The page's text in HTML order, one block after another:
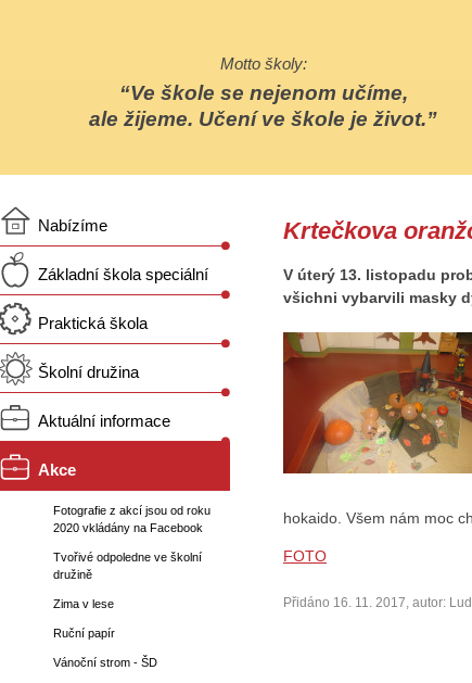
Motto školy:
Ve škole se nejenom učíme,
ale žijeme. Učení ve škole je život.
Krtečkova
V úterý 13. listopadu
všichni vybarvili masky
hokaido. Všem nám moc
FOTO
Přidáno 16. 11. 2017, autor:
Nabízíme
Základní škola speciální
Praktická škola
Školní družina
Aktuální informace
Akce
Fotografie z akcí jsou od roku
2020 vkládány na Facebook
Tvořivé odpoledne ve školní
družině
Zima v lese
Ruční papír
Vánoční strom - ŠD